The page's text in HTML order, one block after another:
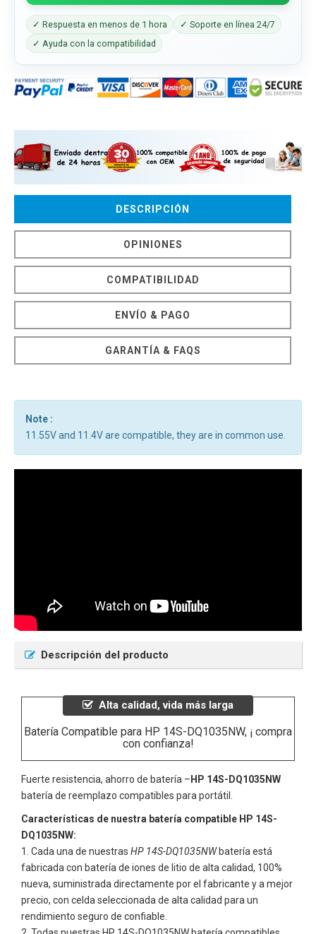
✓ Respuesta en menos de 1 hora
✓ Soporte en línea 24/7
✓ Ayuda con la compatibilidad
DESCRIPCIÓN
OPINIONES
COMPATIBILIDAD
ENVÍO & PAGO
GARANTÍA & FAQS
Note :
11.55V and 11.4V are compatible, they are in common use.
Descripción del producto
Alta calidad, vida más larga
Batería Compatible para HP 14S-DQ1035NW, ¡ compra
con confianza!
Fuerte resistencia, ahorro de batería – HP 14S-DQ1035NW
batería de reemplazo compatibles para portátil.
Características de nuestra batería compatible HP 14S-
DQ1035NW:
Cada una de nuestras HP 14S-DQ1035NWbatería está
fabricada con batería de iones de litio de alta calidad, 100%
nueva, suministrada directamente por el fabricante y a mejor
precio, con celda seleccionada de alta calidad para un
rendimiento seguro de confiable.